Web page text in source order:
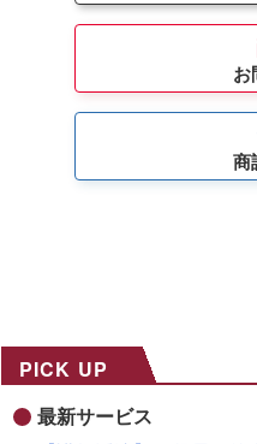
お
商
PICK UP
最新サービス